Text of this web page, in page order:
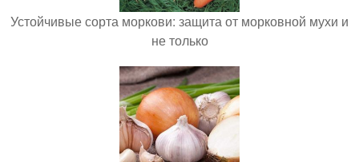
Устойчивые сорта моркови: защита от морковной мухи и
не только